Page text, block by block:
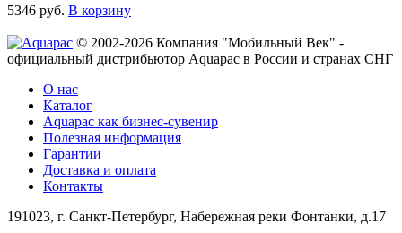
5346 руб. В корзину
© 2002-2026 Компания "Мобильный Век" -
официальный дистрибьютор Aquapac в России и странах СНГ
О нас
Каталог
Aquapac как бизнес-сувенир
Полезная информация
Гарантии
Доставка и оплата
Контакты
191023, г. Санкт-Петербург, Набережная реки Фонтанки, д.17